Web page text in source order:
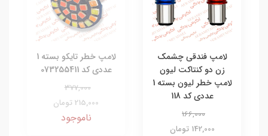
لامپ فندقی چشمک
زن دو کنتاکت لیون
لامپ خطر لیون بسته 1
عددی کد 118
166,000
142,000 تومان
لامپ خطر تایکو بسته 1
عددی کد 073255411
377,000
215,000 تومان
ناموجود